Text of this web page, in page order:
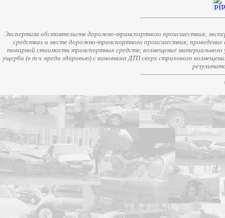
Экспертиза обстоятельств дорожно-транспортного происшествия;
средствах и месте дорожно-транспортного происшествия;
товарной стоимости транспортных средств; возмещение
ущерба (в т.ч. вреда здоровью) с виновника ДТП сверх страхового